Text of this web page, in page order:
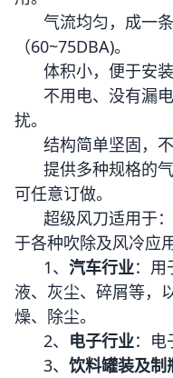
气流均匀，成一
（60~75DBA)。
体积小，便于安
不用电、没有漏
扰。
结构简单坚固，
提供多种规格的
可任意订做。
超级风刀适用于
于各种吹除及风冷应
1、 汽车行业：
液、灰尘、碎屑等，
燥、除尘。
2、 电子行业：电
3、 饮料罐装及制